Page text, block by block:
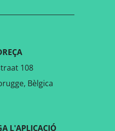
108
Bèlgica
L'APLICACIÓ